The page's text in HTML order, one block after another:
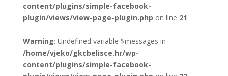
content/plugins/simple-facebook-
plugin/views/view-page-plugin.php on line 21
Warning: Undefined variable $messages in
/home/vjeko/gkcbelisce.hr/wp-
content/plugins/simple-facebook-